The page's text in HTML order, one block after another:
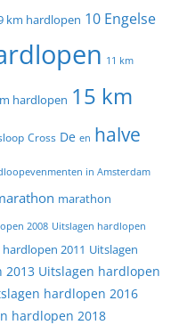
km hardlopen 10 Engelse
11 km
hardlopen 15 km
Cross De en halve
in Amsterdam
marathon
2008 Uitslagen hardlopen
2011 Uitslagen
2013 Uitslagen hardlopen
hardlopen 2016
hardlopen 2018